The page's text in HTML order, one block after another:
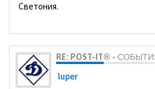
Светония.
RE: POST-IT® -
luper